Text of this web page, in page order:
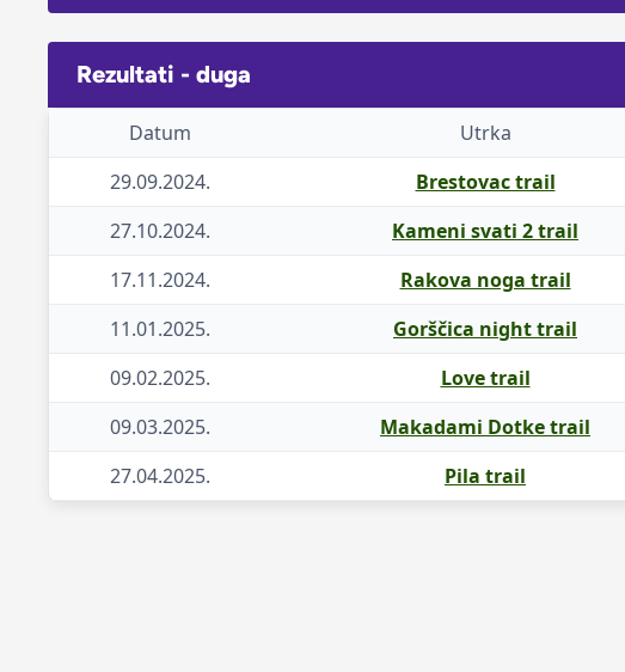
Rezultati - duga
Datum Utrka
29.09.2024.
Brestovac trail
27.10.2024.
Kameni svati 2 trail
17.11.2024.
Rakova noga trail
11.01.2025.
Gorščica night trail
09.02.2025.
Love trail
09.03.2025.
Makadami Dotke trail
27.04.2025.
Pila trail